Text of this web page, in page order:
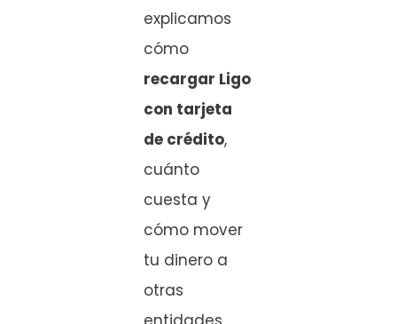
explicamos
cómo
recargar Ligo
con tarjeta
de crédito,
cuánto
cuesta y
cómo mover
tu dinero a
otras